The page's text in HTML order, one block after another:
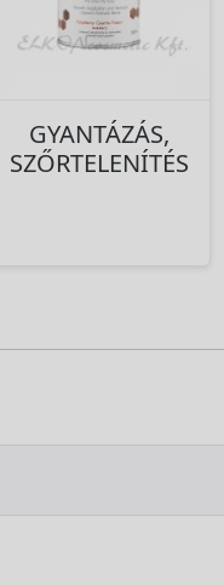
GYANTÁZÁS,
SZŐRTELENÍTÉS